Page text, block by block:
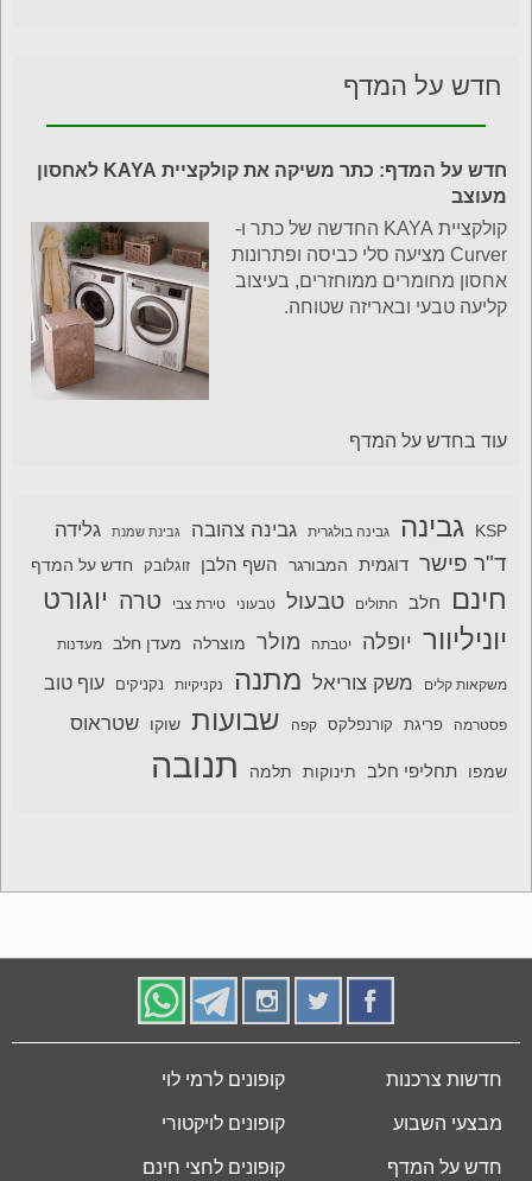
חדש על המדף
חדש על המדף: כתר משיקה את קולקציית KAYA לאחסון
מעוצב
קולקציית KAYA החדשה של כתר ו-
Curver מציעה סלי כביסה ופתרונות
אחסון מחומרים ממוחזרים, בעיצוב
קליעה טבעי ובאריזה שטוחה.
עוד בחדש על המדף
KSP גבינה גבינה בולגרית גבינה צהובה גבינת שמנת גלידה
ד"ר פישר דוגמית המבורגר השף הלבן זוגלובק חדש על המדף
חינם חלב חתולים טבעול טבעוני טירת צבי טרה יוגורט
יוניליוור יופלה יטבתה מולר מוצרלה מעדן חלב מעדנות
משקאות קלים משק צוריאל מתנה נקניקיות נקניקים עוף טוב
פסטרמה פריגת קורנפלקס קפה שבועות שוקו שטראוס
שמפו תחליפי חלב תינוקות תלמה תנובה
חדשות צרכנות
מבצעי השבוע
חדש על המדף
קופונים לרמי לוי
קופונים לויקטורי
קופונים לחצי חינם